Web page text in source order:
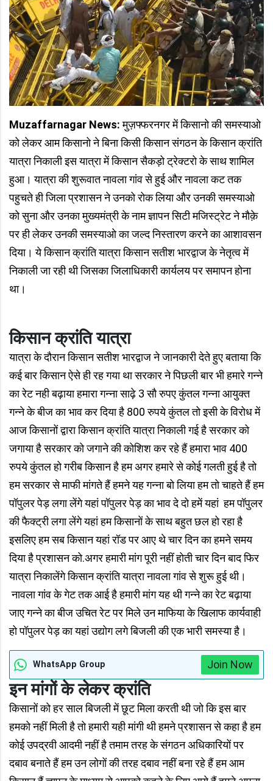
Muzaffarnagar News:मुज़फ्फरनगर में किसानो की समस्याओ
को लेकर आम किसानो ने बिना किसी किसान संगठन के किसान क्रांति
यात्रा निकाली इस यात्रा में किसान सैकड़ो ट्रेक्टरो के साथ शामिल
हुआ। यात्रा की शुरूवात नावला गांव से हुई और नावला कट तक
पहुचते ही जिला प्रशासन ने उनको रोक लिया और उनकी समस्याओ
को सुना और उनका मुख्यमंत्री के नाम ज्ञापन सिटी मजिस्ट्रेट ने मौक़े
पर ही लेकर उनकी समस्याओ का जल्द निस्तारण करने का आशावसन
दिया। ये किसान क्रांति यात्रा किसान सतीश भारद्वाज के नेतृत्व में
निकाली जा रही थी जिसका जिलाधिकारी कार्यलय पर समापन होना
था।
किसान क्रांति यात्रा
यात्रा के दौरान किसान सतीश भारद्वाज ने जानकारी देते हुए बताया कि
कई बार किसान ऐसे ही रह गया था सरकार ने पिछली बार भी हमारे गन्ने
का रेट नही बढ़ाया हमारा गन्ना साढ़े 3 सौ रुपए कुंतल गन्ना आयुक्त
गन्ने के बीज का भाव कर दिया है 800 रुपये कुंतल तो इसी के विरोध में
आज किसानों द्वारा किसान क्रांति यात्रा निकाली गई है सरकार को
जगाया है सरकार को जगाने की कोशिश कर रहे हैं हमारा भाव 400
रुपये कुंतल हो गरीब किसान है हम अगर हमारे से कोई गलती हुई है तो
हम सरकार से माफी मांगते हैं हमने यह गन्ना बो लिया हम तो चाहते हैं हम
पॉपुलर पेड़ लगा लेंगे यहां पॉपुलर पेड़ का भाव दे दो हमें यहां हम पॉपुलर
की फैक्ट्री लगा लेंगे यहां हम किसानों के साथ बहुत छल हो रहा है
इसलिए हम सब किसान यहां रॉड पर आए थे चार दिन का हमने समय
दिया है प्रशासन को.अगर हमारी मांग पूरी नहीं होती चार दिन बाद फिर
यात्रा निकालेंगे किसान क्रांति यात्रा नावला गांव से शुरू हुई थी।
नावला गांव के गेट तक आई है हमारी मांग यह थी गन्ने का रेट बढ़ाया
जाए गन्ने का बीज उचित रेट पर मिले उन माफिया के खिलाफ कार्यवाही
हो पॉपुलर पेड़ का यहां उद्योग लगे बिजली की एक भारी समस्या है।
WhatsApp Group Join Now
इन मांगों के लेकर क्रांति
किसानों को हर साल बिजली में छूट मिला करती थी जो कि इस बार
हमको नहीं मिली है तो हमारी यही मांगी थी हमने प्रशासन से कहा है हम
कोई उपद्रवी आदमी नहीं है तमाम तरह के संगठन अधिकारियों पर
दबाव बनाते हैं हम उन लोगों की तरह दबाव नहीं बना रहे हैं हम आम